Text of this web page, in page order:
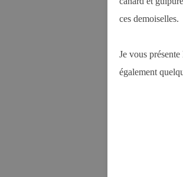
ces demoiselles.
Je vous
également